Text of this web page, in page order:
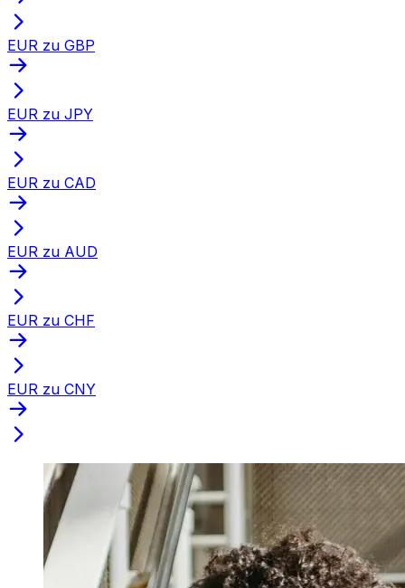
EUR zu GBP
EUR zu JPY
EUR zu CAD
EUR zu AUD
EUR zu CHF
EUR zu CNY